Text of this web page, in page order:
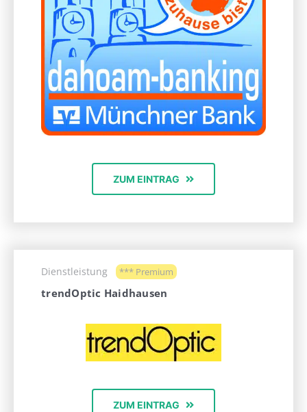
ZUM EINTRAG
Dienstleistung *** Premium
trendOptic Haidhausen
ZUM EINTRAG